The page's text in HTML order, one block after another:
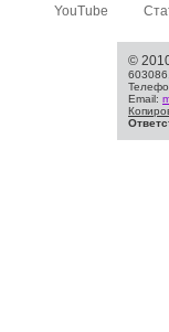
YouTube
©
Email: